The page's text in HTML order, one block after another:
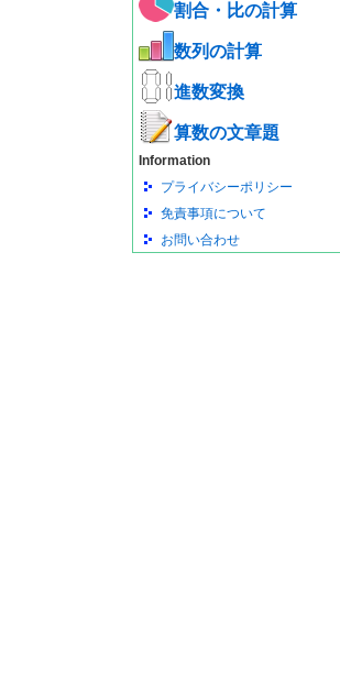
割合・比の計算
数列の計算
進数変換
算数の文章題
Information
プライバシーポリシー
免責事項について
お問い合わせ